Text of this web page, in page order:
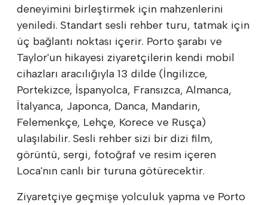
deneyimini birleştirmek için mahzenlerini
yeniledi. Standart sesli rehber turu, tatmak için
üç bağlantı noktası içerir. Porto şarabı ve
Taylor'un hikayesi ziyaretçilerin kendi mobil
cihazları aracılığıyla 13 dilde (İngilizce,
Portekizce, İspanyolca, Fransızca, Almanca,
İtalyanca, Japonca, Danca, Mandarin,
Felemenkçe, Lehçe, Korece ve Rusça)
ulaşılabilir. Sesli rehber sizi bir dizi film,
görüntü, sergi, fotoğraf ve resim içeren
Loca'nın canlı bir turuna götürecektir.
Ziyaretçiye geçmişe yolculuk yapma ve Porto